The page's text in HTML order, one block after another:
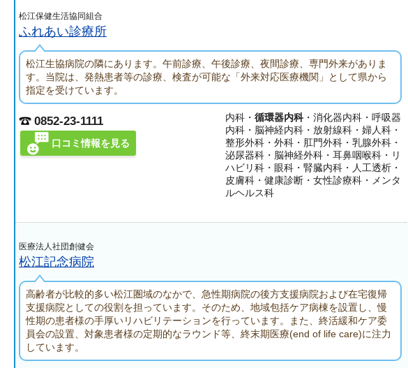
松江保健生活協同組合
ふれあい診療所
松江生協病院の隣にあります。午前診療、午後診療、夜間診療、専門外来がありま
す。当院は、発熱患者等の診療、検査が可能な「外来対応医療機関」として県から
指定を受けています。
0852-23-1111
口コミ情報を見る
内科・循環器内科・消化器内科・呼吸器
内科・脳神経内科・放射線科・婦人科・
整形外科・外科・肛門外科・乳腺外科・
泌尿器科・脳神経外科・耳鼻咽喉科・リ
ハビリ科・眼科・腎臓内科・人工透析・
皮膚科・健康診断・女性診療科・メンタ
ルヘルス科
医療法人社団創健会
松江記念病院
高齢者が比較的多い松江圏域のなかで、急性期病院の後方支援病院および在宅復帰
支援病院としての役割を担っています。そのため、地域包括ケア病棟を設置し、慢
性期の患者様の手厚いリハビリテーションを行っています。また、終活緩和ケア委
員会の設置、対象患者様の定期的なラウンド等、終末期医療(end of life care)に注力
しています。